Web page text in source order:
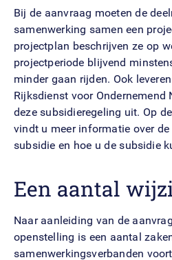
Bij de aanvraag moeten de
samenwerking samen een
projectplan beschrijven ze op
projectperiode blijvend
minder gaan rijden. Ook
Rijksdienst voor Ondernemend
deze subsidieregeling uit. Op de
vindt u meer informatie over
subsidie en hoe u de subsidie
Een aantal
Naar aanleiding van de
openstelling is een aantal
samenwerkingsverbanden